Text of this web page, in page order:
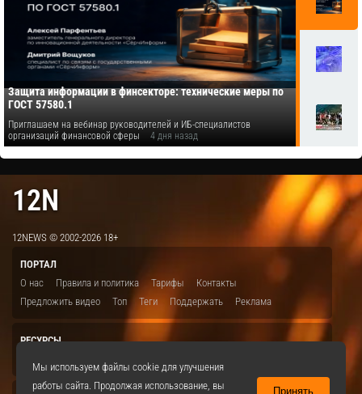
Защита информации в финсекторе: технические меры по
ГОСТ 57580.1
Приглашаем на вебинар руководителей и ИБ-специалистов
организаций финансовой сферы
4 дня назад
12N
12NEWS © 2002-2026 18+
ПОРТАЛ
О нас
Правила и политика Тарифы
Контакты
Предложить видео
Топ Теги Поддержать Реклама
РЕСУРСЫ
Мы используем файлы cookie для улучшения
работы сайта. Продолжая использование, вы
Принять